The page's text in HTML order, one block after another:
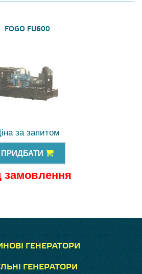
FOGO FU600
за запитом
ПРИДБАТИ
замовлення
ГЕНЕРАТОРИ
ГЕНЕРАТОРИ